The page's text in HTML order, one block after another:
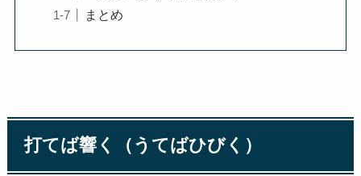
まとめ
打てば響く（うてばひびく）